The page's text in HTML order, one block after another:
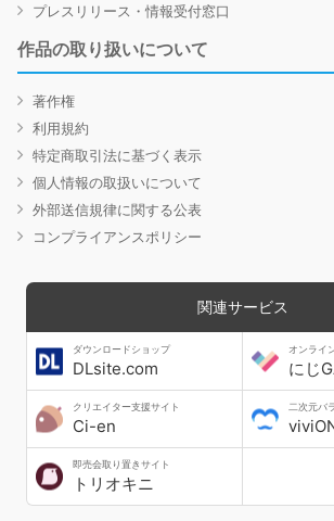
プレスリリース・情報受付窓口
作品の取り扱いについて
著作権
利用規約
特定商取引法に基づく表示
個人情報の取扱いについて
外部送信規律に関する公表
コンプライアンスポリシー
関連サービス
ダウンロードショップ
DLsite.com
オンライ
にじ
クリエイター支援サイト
Ci-en
二次元バ
即売会取り置きサイト
トリオキニ